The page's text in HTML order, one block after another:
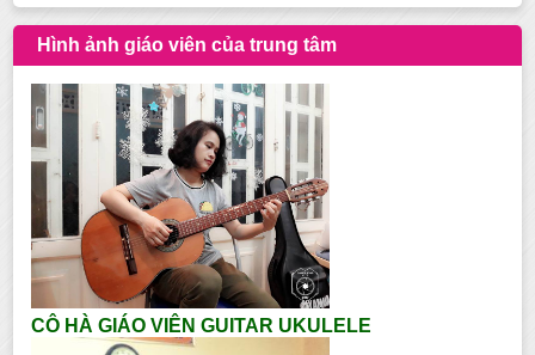
Hình ảnh giáo viên của trung tâm
CÔ HÀ GIÁO VIÊN GUITAR UKULELE